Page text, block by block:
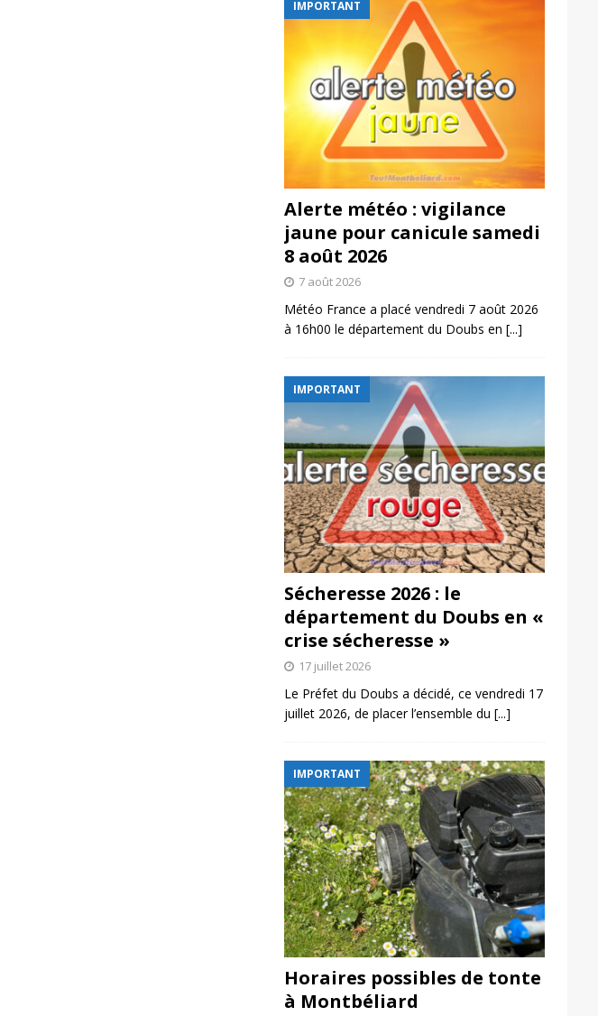
IMPORTANT
Alerte météo : vigilance
jaune pour canicule samedi
8 août 2026
7 août 2026
Météo France a placé vendredi 7 août 2026
à 16h00 le département du Doubs en [...]
IMPORTANT
Sécheresse 2026 : le
département du Doubs en «
crise sécheresse »
17 juillet 2026
Le Préfet du Doubs a décidé, ce vendredi 17
juillet 2026, de placer l’ensemble du [...]
IMPORTANT
Horaires possibles de tonte
à Montbéliard